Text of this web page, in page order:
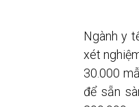
Ngành y
xét
30.000
để sẵn